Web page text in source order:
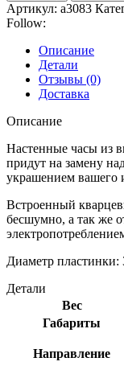
Артикул: a3083
Follow:
Описание
Детали
Отзывы (0)
Доставка
Описание
Настенные часы из
придут на замену
украшением вашего
Встроенный
бесшумно, а так же
Диаметр пластинки:
Детали
Вес
Габариты
Направление